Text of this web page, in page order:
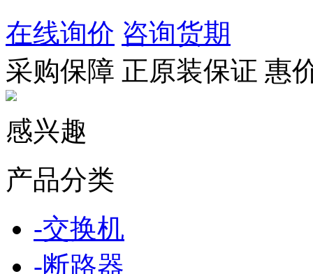
在线询价 咨询货期
采购保障 正原装保证 惠
感兴趣
产品分类
-交换机
-断路器